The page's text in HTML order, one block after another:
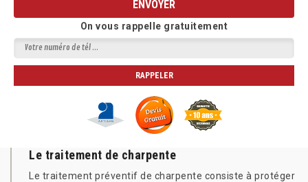
On vous rappelle gratuitement
Le traitement de charpente
Le traitement préventif de charpente consiste à protéger